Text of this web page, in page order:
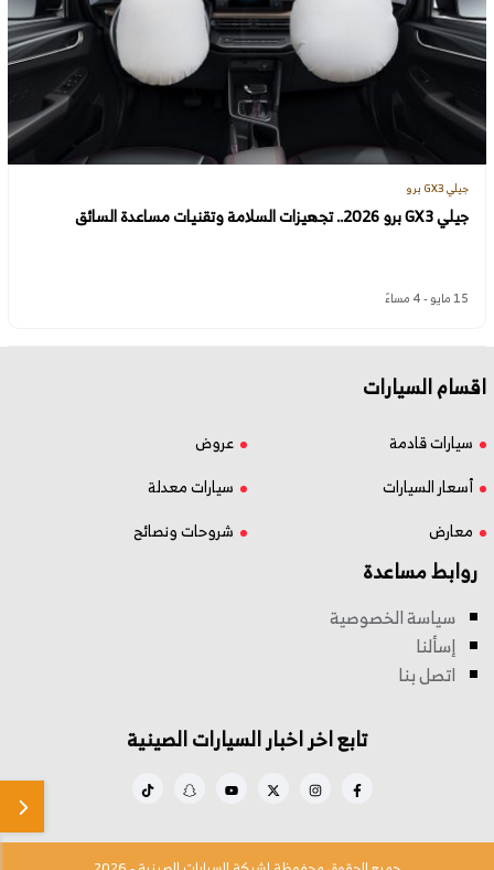
جيلي GX3 برو
جيلي GX3 برو 2026.. تجهيزات السلامة وتقنيات مساعدة السائق
15 مايو - 4 مساءً
اقسام السيارات
سيارات قادمة
عروض
أسعار السيارات
سيارات معدلة
معارض
شروحات ونصائح
روابط مساعدة
سياسة الخصوصية
إسألنا
اتصل بنا
تابع اخر اخبار السيارات الصينية